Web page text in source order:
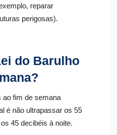
reparar
perigosas).
do Barulho
ao fim de semana
é não ultrapassar os 55
45 decibéis à noite.